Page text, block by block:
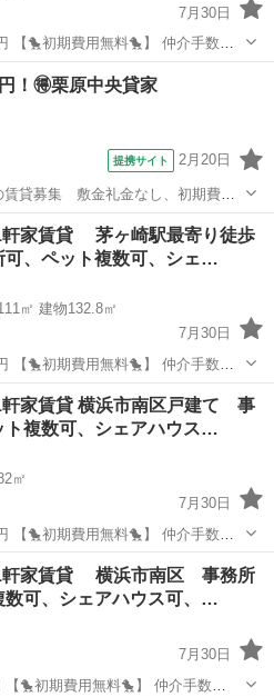
7月30日
金 ：0円 －－－－－－
－－－－－－－－ 計 ：0円 なんと！！初期...
一戸建て 初期
！🉐栗原中央貸家
提携サイト 2月20日
貸募集 敷金礼金なし、初期費用
戸建て
軒家賃貸 茅ヶ崎駅最寄り徒歩
、ペット複数可、シェ…
㎡ 建物132.8㎡
7月30日
金 ：0円 －－－－－－
－－－－－－－－ 計 ：0円 なんと！！初期...
初期
軒家賃貸 横浜市南区戸建て 事
ト複数可、シェアハウス…
㎡
7月30日
金 ：0円 －－－－－－
－－－－－－－－ 計 ：0円 なんと！！初期...
一戸建て 初期
軒家賃貸 横浜市南区 事務所
数可、シェアハウス可、…
7月30日